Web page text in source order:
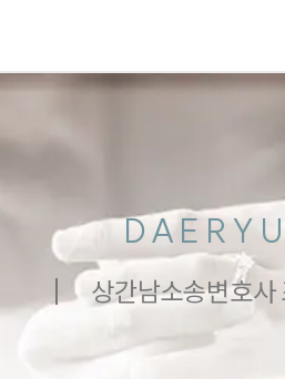
상간남소송변호